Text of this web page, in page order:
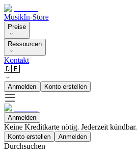
MusikIn-Store
Preise
Ressourcen
Kontakt
🇩🇪
Anmelden Konto erstellen
Anmelden
Keine Kreditkarte nötig. Jederzeit kündbar.
Konto erstellen Anmelden
Durchsuchen